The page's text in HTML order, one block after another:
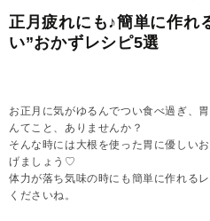
正月疲れにも♪簡単に作れ
い”おかずレシピ5選
お正月に気がゆるんでつい食べ過ぎ、
んてこと、ありませんか？
そんな時には大根を使った胃に優しい
げましょう♡
体力が落ち気味の時にも簡単に作れる
くださいね。